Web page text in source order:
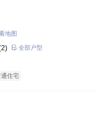
地图
全部户型
住宅